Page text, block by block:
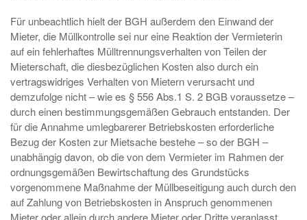
Für unbeachtlich hielt der BGH außerdem den Einwand der
Mieter, die Müllkontrolle sei nur eine Reaktion der Vermieterin
auf ein fehlerhaftes Mülltrennungsverhalten von Teilen der
Mieterschaft, die diesbezüglichen Kosten also durch ein
vertragswidriges Verhalten von Mietern verursacht und
demzufolge nicht – wie es § 556 Abs.1 S. 2 BGB voraussetze –
durch einen bestimmungsgemäßen Gebrauch entstanden. Der
für die Annahme umlegbarerer Betriebskosten erforderliche
Bezug der Kosten zur Mietsache bestehe – so der BGH –
unabhängig davon, ob die von dem Vermieter im Rahmen der
ordnungsgemäßen Bewirtschaftung des Grundstücks
vorgenommene Maßnahme der Müllbeseitigung auch durch den
auf Zahlung von Betriebskosten in Anspruch genommenen
Mieter oder allein durch andere Mieter oder Dritte veranlasst